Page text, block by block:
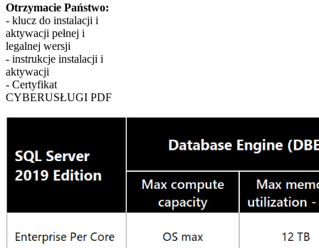
​Otrzymacie Państwo:
- klucz do instalacji i
aktywacji pełnej i
legalnej wersji
- instrukcje instalacji i
aktywacji
- Certyfikat
CYBERUSŁUGI PDF